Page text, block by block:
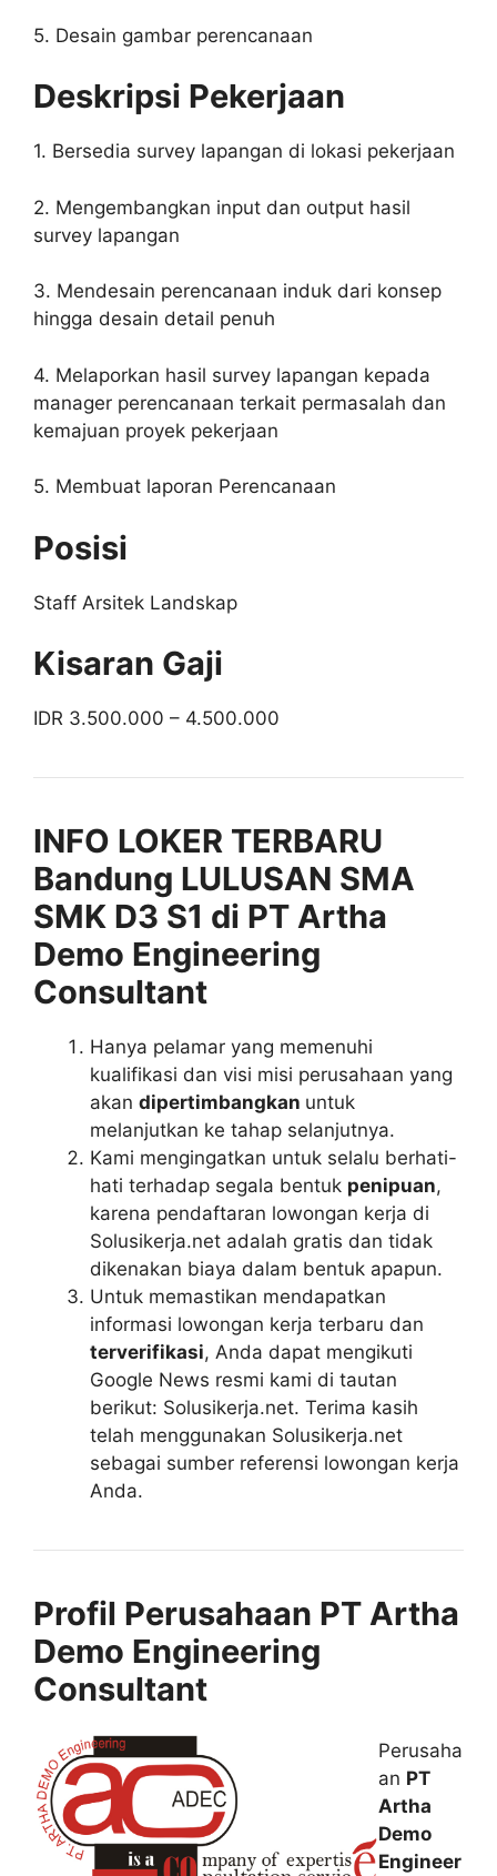
5. Desain gambar perencanaan
Deskripsi Pekerjaan
1. Bersedia survey lapangan di lokasi pekerjaan
2. Mengembangkan input dan output hasil
survey lapangan
3. Mendesain perencanaan induk dari konsep
hingga desain detail penuh
4. Melaporkan hasil survey lapangan kepada
manager perencanaan terkait permasalah dan
kemajuan proyek pekerjaan
5. Membuat laporan Perencanaan
Posisi
Staff Arsitek Landskap
Kisaran Gaji
IDR 3.500.000 – 4.500.000
INFO LOKER TERBARU
Bandung LULUSAN SMA
SMK D3 S1 di PT Artha
Demo Engineering
Consultant
Hanya pelamar yang memenuhi
kualifikasi dan visi misi perusahaan yang
akan dipertimbangkan untuk
melanjutkan ke tahap selanjutnya.
Kami mengingatkan untuk selalu berhati-
hati terhadap segala bentuk penipuan,
karena pendaftaran lowongan kerja di
Solusikerja.net adalah gratis dan tidak
dikenakan biaya dalam bentuk apapun.
Untuk memastikan mendapatkan
informasi lowongan kerja terbaru dan
terverifikasi, Anda dapat mengikuti
Google News resmi kami di tautan
berikut: Solusikerja.net. Terima kasih
telah menggunakan Solusikerja.net
sebagai sumber referensi lowongan kerja
Anda.
Profil Perusahaan PT Artha
Demo Engineering
Consultant
Perusaha
an PT
Artha
Demo
Engineer